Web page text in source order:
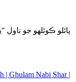
پائلو ڪوئلهو جو